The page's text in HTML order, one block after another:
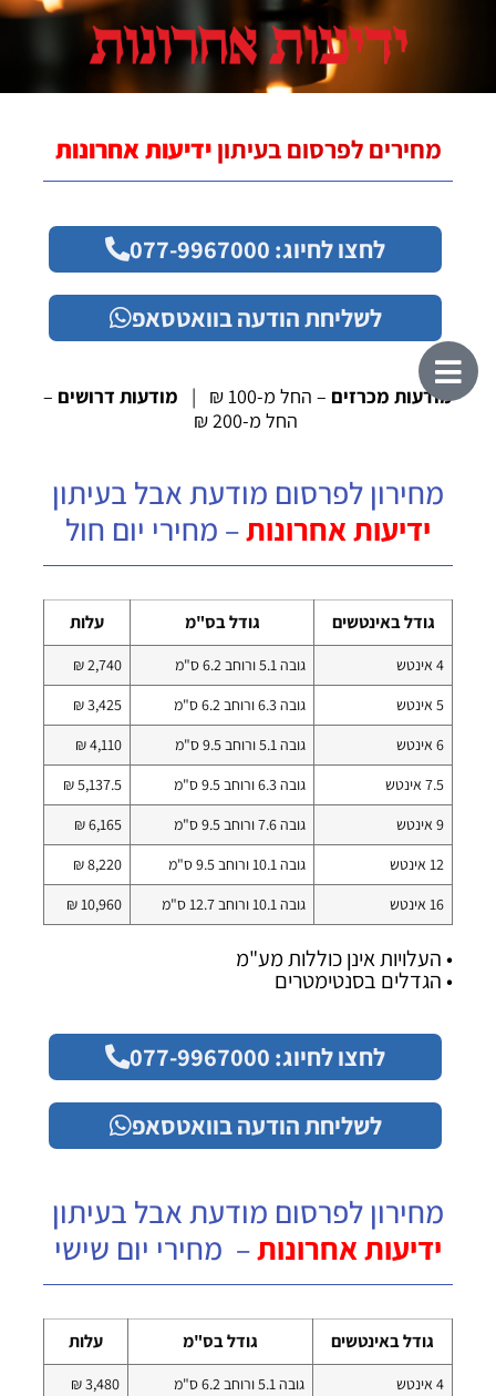
מחירים לפרסום בעיתוןידיעות אחרונות
לחצו לחיוג: 077-9967000
לשליחת הודעה בוואטסאפ
מודעות מכרזים – החל מ-100 ₪ | מודעות דרושים –
החל מ-200 ₪
מחירון לפרסום מודעת אבל בעיתון
ידיעות אחרונות– מחירי יום חול
גודל באינטשים גודל בס"מ עלות
4 אינטש גובה 5.1 ורוחב 6.2 ס"מ
2,740 ₪
5 אינטש
גובה 6.3 ורוחב 6.2 ס"מ
3,425 ₪
6 אינטש
גובה 5.1 ורוחב 9.5 ס"מ
4,110 ₪
7.5 אינטש
גובה 6.3 ורוחב 9.5 ס"מ
5,137.5 ₪
9 אינטש
גובה 7.6 ורוחב 9.5 ס"מ
6,165 ₪
12 אינטש
גובה 10.1 ורוחב 9.5 ס"מ
8,220 ₪
16 אינטש
גובה 10.1 ורוחב 12.7 ס"מ 10,960 ₪
• העלויות אינן כוללות מע"מ
• הגדלים בסנטימטרים
לחצו לחיוג: 077-9967000
לשליחת הודעה בוואטסאפ
מחירון לפרסום מודעת אבל בעיתון
ידיעות אחרונות– מחירי יום שישי
גודל באינטשים גודל בס"מ עלות
4 אינטש גובה 5.1 ורוחב 6.2 ס"מ
3,480 ₪